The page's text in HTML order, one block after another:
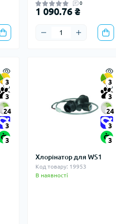
0
1 090.76 ₴
3
3
24
3
3
3
3
24
3
3
Хлорінатор для WS1
Код товару: 19953
В наявності